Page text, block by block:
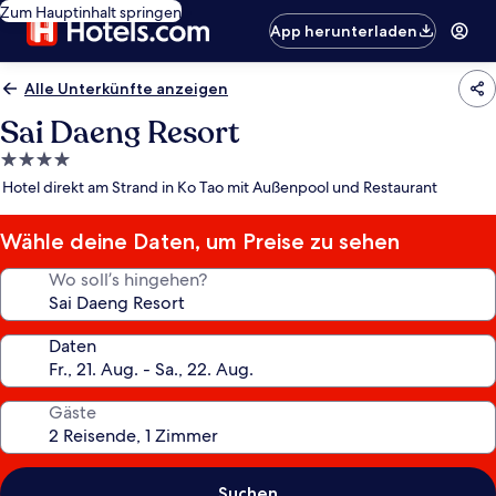
Zum Hauptinhalt springen
App herunterladen
Alle Unterkünfte anzeigen
Sai Daeng Resort
4.0-
Sterne-
Hotel direkt am Strand in Ko Tao mit Außenpool und Restaurant
Wähle deine Daten, um Preise zu sehen
Wo soll’s hingehen?
Daten
Gäste